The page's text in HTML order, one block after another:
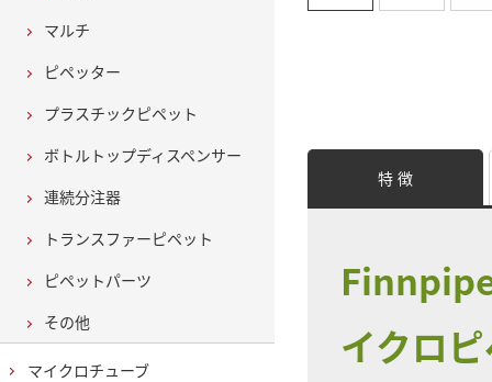
特 徴
イクロ
マルチ
ピペッター
プラスチックピペット
ボトルトップディスペンサー
連続分注器
トランスファーピペット
ピペットパーツ
その他
マイクロチューブ